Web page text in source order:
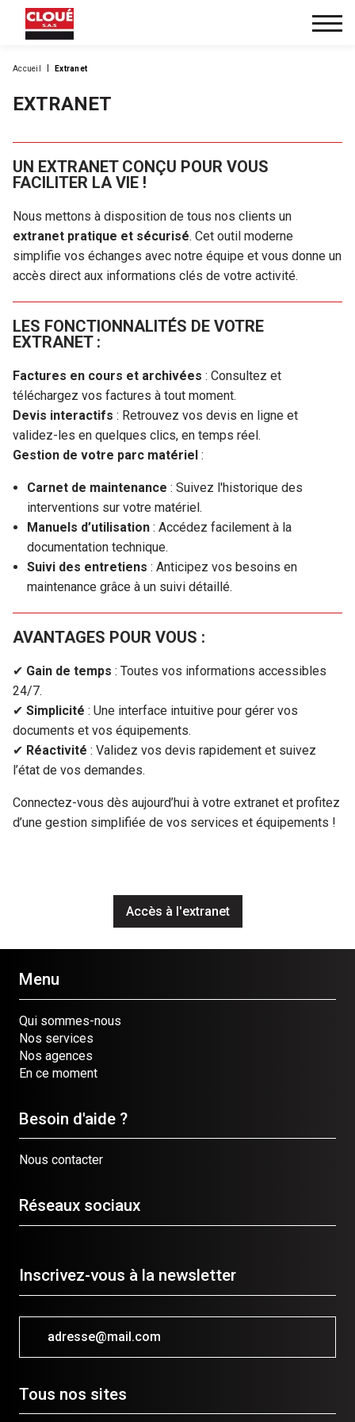
Accueil Extranet
EXTRANET
UN EXTRANET CONÇU POUR VOUS
FACILITER LA VIE !
Nous mettons à disposition de tous nos clients un
extranet pratique et sécurisé. Cet outil moderne
simplifie vos échanges avec notre équipe et vous donne un
accès direct aux informations clés de votre activité.
LES FONCTIONNALITÉS DE VOTRE
EXTRANET :
Factures en cours et archivées : Consultez et
téléchargez vos factures à tout moment.
Devis interactifs : Retrouvez vos devis en ligne et
validez-les en quelques clics, en temps réel.
Gestion de votre parc matériel :
Carnet de maintenance : Suivez l'historique des
interventions sur votre matériel.
Manuels d’utilisation : Accédez facilement à la
documentation technique.
Suivi des entretiens : Anticipez vos besoins en
maintenance grâce à un suivi détaillé.
AVANTAGES POUR VOUS :
✔ Gain de temps : Toutes vos informations accessibles
24/7.
✔ Simplicité : Une interface intuitive pour gérer vos
documents et vos équipements.
✔ Réactivité : Validez vos devis rapidement et suivez
l’état de vos demandes.
Connectez-vous dès aujourd’hui à votre extranet et profitez
d’une gestion simplifiée de vos services et équipements !
Accès à l'extranet
Menu
Qui sommes-nous
Nos services
Nos agences
En ce moment
Besoin d'aide ?
Nous contacter
Réseaux sociaux
Inscrivez-vous à la newsletter
adresse@mail.com
Tous nos sites